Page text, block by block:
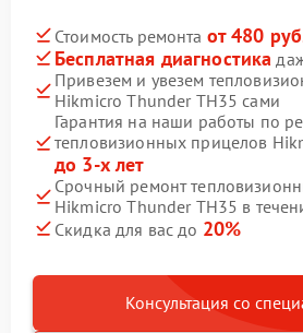
Стоимость ремонта от 480
Бесплатная диагностика
Привезем и увезем
Hikmicro Thunder TH35 сами
Гарантия на наши работы по
тепловизионных прицелов
до 3-х лет
Срочный ремонт
Hikmicro Thunder TH35 в
Скидка для вас до 20%
Консультация со